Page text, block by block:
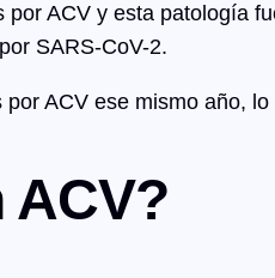
por ACV y esta patología
SARS-CoV-2.
ACV ese mismo año,